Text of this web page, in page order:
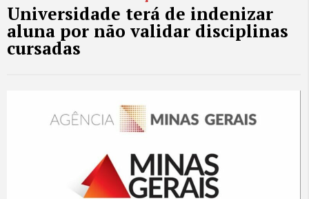
Universidade terá de indenizar
aluna por não validar disciplinas
cursadas